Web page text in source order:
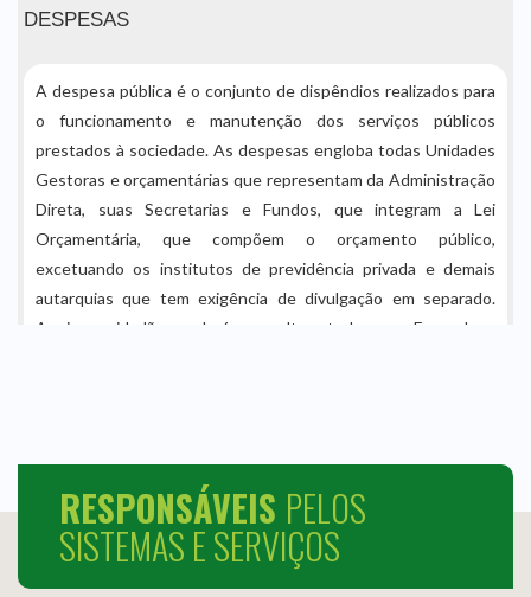
RESPONSÁVEIS PELOS
SISTEMAS E SERVIÇOS